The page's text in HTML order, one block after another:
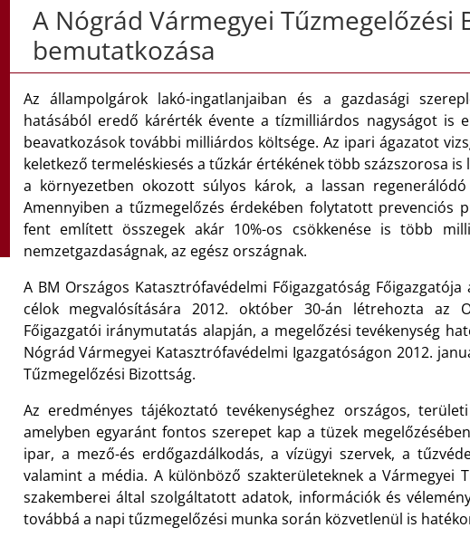
A Nógrád Vármegyei Tűzmegelőzési
bemutatkozása
Az állampolgárok lakó-ingatlanjaiban és a gazdasági
hatásából eredő kárérték évente a tízmilliárdos nagyságot is
beavatkozások további milliárdos költsége. Az ipari ágazatot
keletkező termeléskiesés a tűzkár értékének több százszorosa
a környezetben okozott súlyos károk, a lassan
Amennyiben a tűzmegelőzés érdekében folytatott prevenciós
fent említett összegek akár 10%-os csökkenése is több
nemzetgazdaságnak, az egész országnak.
A BM Országos Katasztrófavédelmi Főigazgatóság
célok megvalósítására 2012. október 30-án létrehozta az
Főigazgatói iránymutatás alapján, a megelőzési tevékenység
Nógrád Vármegyei Katasztrófavédelmi Igazgatóságon 2012.
Tűzmegelőzési Bizottság.
Az eredményes tájékoztató tevékenységhez országos,
amelyben egyaránt fontos szerepet kap a tüzek
ipar, a mező-és erdőgazdálkodás, a vízügyi szervek, a
valamint a média. A különböző szakterületeknek a Vármegyei
szakemberei által szolgáltatott adatok, információk és
továbbá a napi tűzmegelőzési munka során közvetlenül is